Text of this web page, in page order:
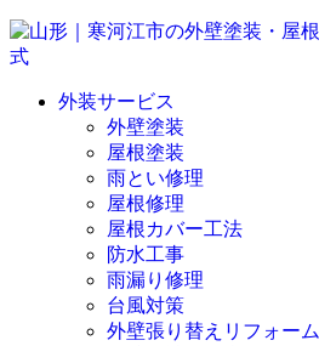
外装サービス
外壁塗装
屋根塗装
雨とい修理
屋根修理
屋根カバー工法
防水工事
雨漏り修理
台風対策
外壁張り替えリフォーム